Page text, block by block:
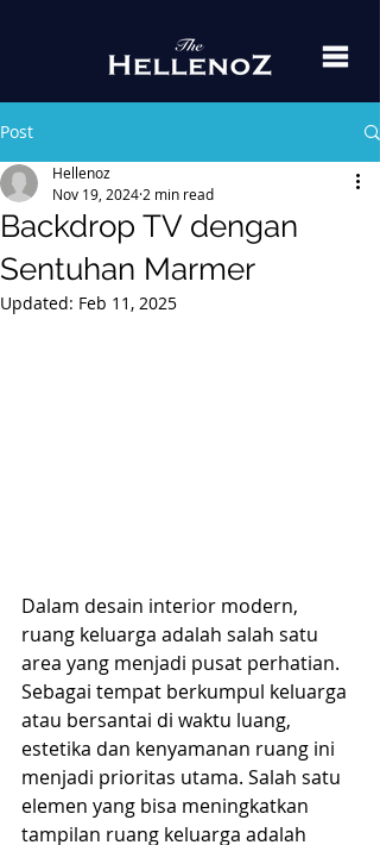
Post
Backdrop TV dengan
Sentuhan Marmer
Hellenoz
Nov 19, 2024 2 min read
Updated: Feb 11, 2025
Dalam desain interior modern,
ruang keluarga adalah salah satu
area yang menjadi pusat perhatian.
Sebagai tempat berkumpul keluarga
atau bersantai di waktu luang,
estetika dan kenyamanan ruang ini
menjadi prioritas utama. Salah satu
elemen yang bisa meningkatkan
tampilan ruang keluarga adalah